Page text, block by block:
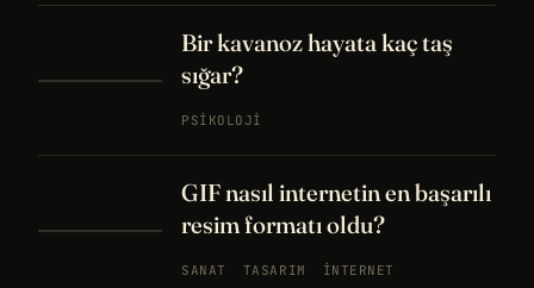
Bir kavanoz hayata kaç taş
sığar?
PSIKOLOJI
GIF nasıl internetin en başarılı
resim formatı oldu?
SANAT TASARIM İNTERNET